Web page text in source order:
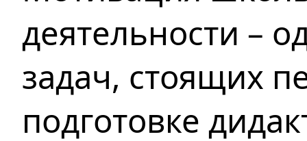
деятельности –
задач, стоящих
подготовке